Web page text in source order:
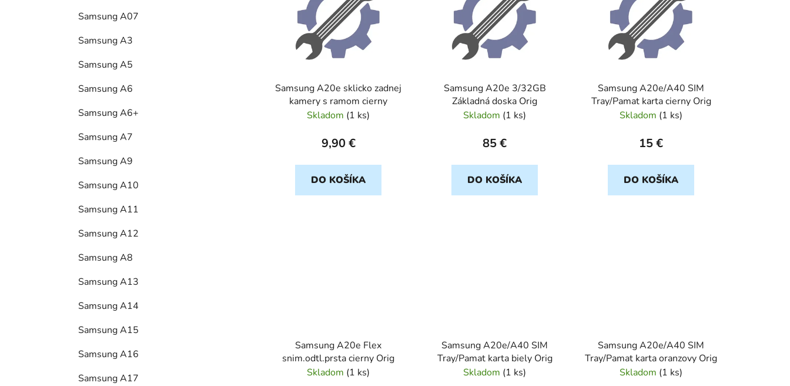
Samsung A07
Samsung A3
Samsung A5
Samsung A6
Samsung A6+
Samsung A7
Samsung A9
Samsung A10
Samsung A11
Samsung A12
Samsung A8
Samsung A13
Samsung A14
Samsung A15
Samsung A16
Samsung A17
Samsung A20e sklicko zadnej
kamery s ramom cierny
Skladom (1 ks)
9,90 €
DO KOŠÍKA
Samsung A20e 3/32GB
Základná doska Orig
Skladom (1 ks)
85 €
DO KOŠÍKA
Samsung A20e/A40 SIM
Tray/Pamat karta cierny Orig
Skladom (1 ks)
15 €
DO KOŠÍKA
Samsung A20e Flex
snim.odtl.prsta cierny Orig
Skladom (1 ks)
Samsung A20e/A40 SIM
Tray/Pamat karta biely Orig
Skladom (1 ks)
Samsung A20e/A40 SIM
Tray/Pamat karta oranzovy Orig
Skladom (1 ks)